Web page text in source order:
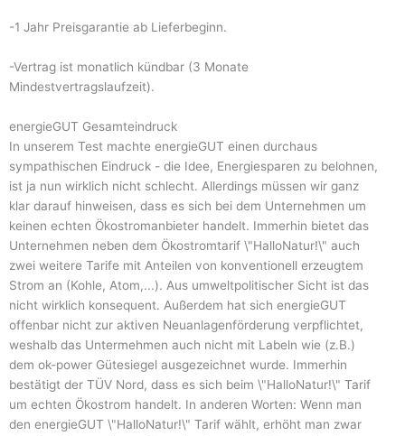
-1 Jahr Preisgarantie ab Lieferbeginn.
-Vertrag ist monatlich kündbar (3 Monate
Mindestvertragslaufzeit).
energieGUT Gesamteindruck
In unserem Test machte energieGUT einen durchaus
sympathischen Eindruck - die Idee, Energiesparen zu belohnen,
ist ja nun wirklich nicht schlecht. Allerdings müssen wir ganz
klar darauf hinweisen, dass es sich bei dem Unternehmen um
keinen echten Ökostromanbieter handelt. Immerhin bietet das
Unternehmen neben dem Ökostromtarif \"HalloNatur!\" auch
zwei weitere Tarife mit Anteilen von konventionell erzeugtem
Strom an (Kohle, Atom,...). Aus umweltpolitischer Sicht ist das
nicht wirklich konsequent. Außerdem hat sich energieGUT
offenbar nicht zur aktiven Neuanlagenförderung verpflichtet,
weshalb das Untermehmen auch nicht mit Labeln wie (z.B.)
dem ok-power Gütesiegel ausgezeichnet wurde. Immerhin
bestätigt der TÜV Nord, dass es sich beim \"HalloNatur!\" Tarif
um echten Ökostrom handelt. In anderen Worten: Wenn man
den energieGUT \"HalloNatur!\" Tarif wählt, erhöht man zwar